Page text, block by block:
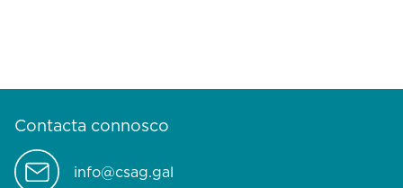
Contacta connosco
info@csag.gal